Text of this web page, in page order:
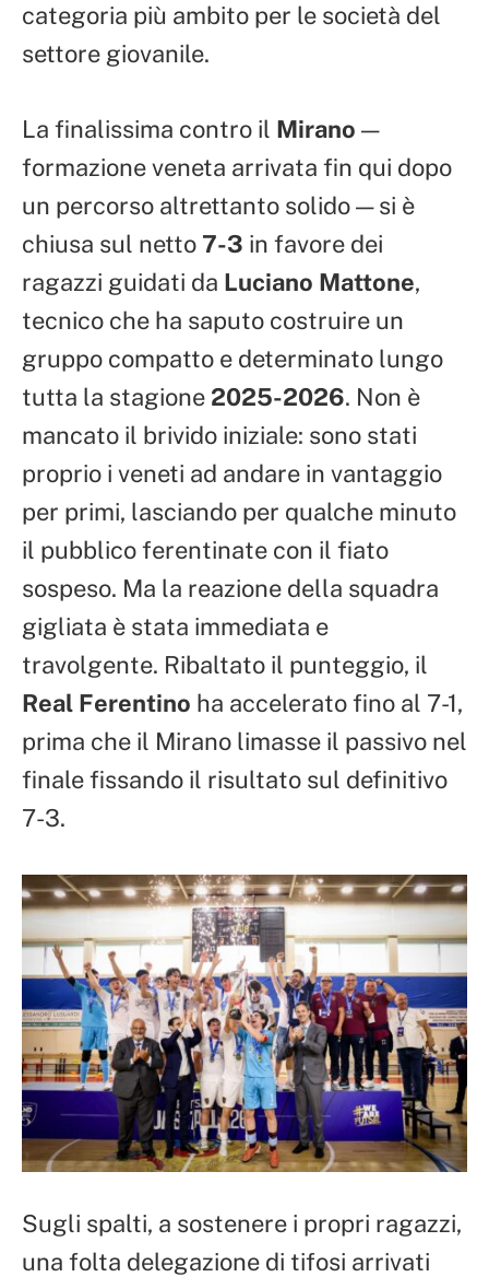
categoria più ambito per le società del
settore giovanile.
La finalissima contro il Mirano —
formazione veneta arrivata fin qui dopo
un percorso altrettanto solido — si è
chiusa sul netto 7-3 in favore dei
ragazzi guidati da Luciano Mattone,
tecnico che ha saputo costruire un
gruppo compatto e determinato lungo
tutta la stagione 2025-2026. Non è
mancato il brivido iniziale: sono stati
proprio i veneti ad andare in vantaggio
per primi, lasciando per qualche minuto
il pubblico ferentinate con il fiato
sospeso. Ma la reazione della squadra
gigliata è stata immediata e
travolgente. Ribaltato il punteggio, il
Real Ferentino ha accelerato fino al 7-1,
prima che il Mirano limasse il passivo nel
finale fissando il risultato sul definitivo
7-3.
Sugli spalti, a sostenere i propri ragazzi,
una folta delegazione di tifosi arrivati